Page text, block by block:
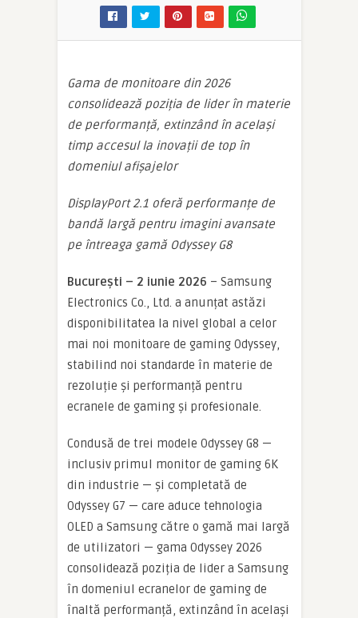
Gama de monitoare din 2026
consolidează poziția de lider în materie
de performanță, extinzând în același
timp accesul la inovații de top în
domeniul afișajelor
DisplayPort 2.1 oferă performanțe de
bandă largă pentru imagini avansate
pe întreaga gamă Odyssey G8
București – 2 iunie 2026 – Samsung
Electronics Co., Ltd. a anunțat astăzi
disponibilitatea la nivel global a celor
mai noi monitoare de gaming Odyssey,
stabilind noi standarde în materie de
rezoluție și performanță pentru
ecranele de gaming și profesionale.
Condusă de trei modele Odyssey G8 —
inclusiv primul monitor de gaming 6K
din industrie — și completată de
Odyssey G7 — care aduce tehnologia
OLED a Samsung către o gamă mai largă
de utilizatori — gama Odyssey 2026
consolidează poziția de lider a Samsung
în domeniul ecranelor de gaming de
înaltă performanță, extinzând în același